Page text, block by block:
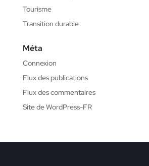
Tourisme
Transition durable
Méta
Connexion
Flux des publications
Flux des commentaires
Site de WordPress-FR